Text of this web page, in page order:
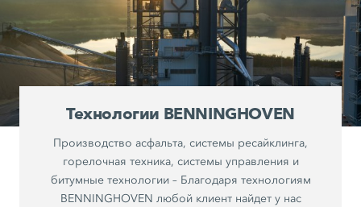
Технологии BENNINGHOVEN
Производство асфальта, системы ресайклинга,
горелочная техника, системы управления и
битумные технологии – Благодаря технологиям
BENNINGHOVEN любой клиент найдет у нас